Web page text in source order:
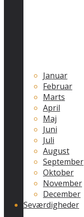
Januar
Februar
Marts
April
Maj
Juni
Juli
August
September
Oktober
November
December
Seværdigheder